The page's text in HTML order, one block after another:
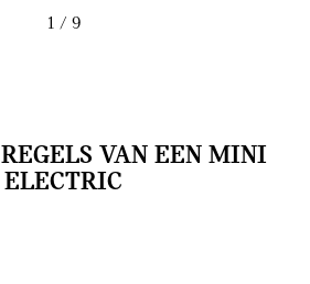
1 / 9
VAN EEN MINI
ELECTRIC